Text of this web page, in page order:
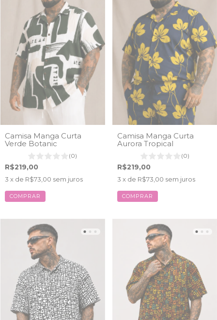
Camisa Manga Curta
Verde Botanic
(0)
R$219,00
3 x de R$73,00 sem juros
COMPRAR
Camisa Manga Curta
Aurora Tropical
(0)
R$219,00
3 x de R$73,00 sem juros
COMPRAR